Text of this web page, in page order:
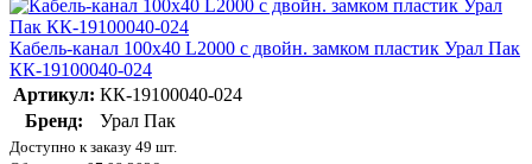
Кабель-канал 100х40 L2000 с двойн. замком пластик Урал Пак
КК-19100040-024
Артикул: КК-19100040-024
Бренд:
Урал Пак
Доступно к заказу 49 шт.